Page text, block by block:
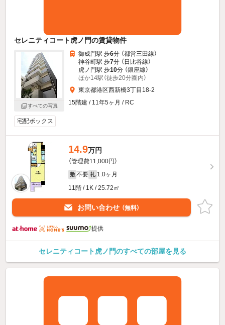
セレニティコート虎ノ門の賃貸物件
すべての写真
御成門駅 歩6分 （都営三田線）
神谷町駅 歩7分 （日比谷線）
虎ノ門駅 歩10分 （銀座線）
ほか14駅（徒歩20分圏内）
東京都港区西新橋3丁目18-2
15階建 / 11年5ヶ月 / RC
宅配ボックス
14.9万円
（管理費11,000円）
敷 不要 礼 1.0ヶ月
11階 / 1K / 25.72㎡
お問い合わせ （無料）
提供
セレニティコート虎ノ門のすべての部屋を見る